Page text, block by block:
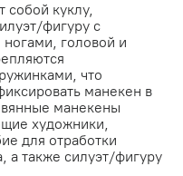
собой куклу,
фигуру с
головой и
что
манекен в
манекены
художники,
для отработки
а также силуэт/фигуру